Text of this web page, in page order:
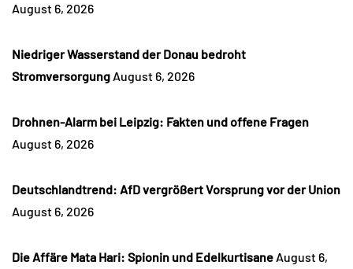
August 6, 2026
Niedriger Wasserstand der Donau bedroht
Stromversorgung August 6, 2026
Drohnen-Alarm bei Leipzig: Fakten und offene Fragen
August 6, 2026
Deutschlandtrend: AfD vergrößert Vorsprung vor der Union
August 6, 2026
Die Affäre Mata Hari: Spionin und Edelkurtisane August 6,